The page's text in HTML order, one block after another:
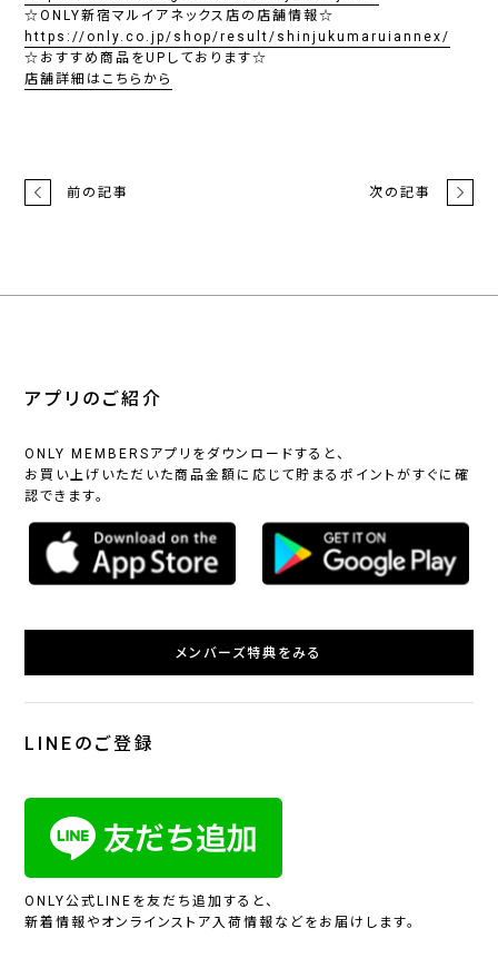
☆ONLY新宿マルイアネックス店の店舗情報☆
https://only.co.jp/shop/result/shinjukumaruiannex/
☆おすすめ商品をUPしております☆
店舗詳細はこちらから
前の記事 次の記事
アプリのご紹介
ONLY MEMBERSアプリをダウンロードすると、
お買い上げいただいた商品金額に応じて貯まるポイントがすぐに確
認できます。
メンバーズ特典をみる
LINEのご登録
ONLY公式LINEを友だち追加すると、
新着情報やオンラインストア入荷情報などをお届けします。